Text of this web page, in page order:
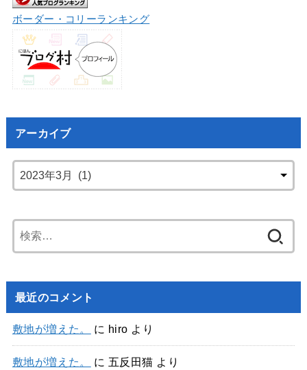
ボーダー・コリーランキング
アーカイブ
索:
最近のコメント
敷地が増えた。 に hiro より
敷地が増えた。 に 五反田猫 より